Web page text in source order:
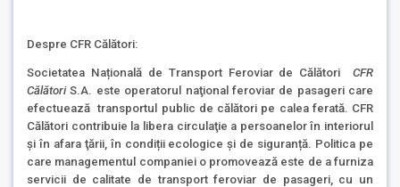
Despre CFR Călători:
Societatea Națională de Transport Feroviar de Călători CFR
CălătoriS.A. este operatorul naţional feroviar de pasageri care
efectuează transportul public de călători pe calea ferată. CFR
Călători contribuie la libera circulaţie a persoanelor în interiorul
şi în afara ţării, în condiții ecologice și de siguranță. Politica pe
care managementul companiei o promovează este de a furniza
servicii de calitate de transport feroviar de pasageri, cu un